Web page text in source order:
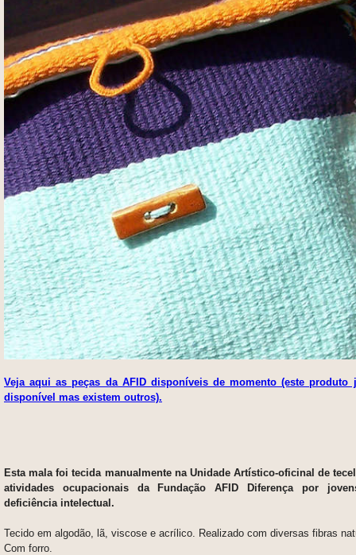
Veja aqui as peças da AFID disponíveis de momento (este produto
disponível mas existem outros).
Esta mala foi tecida manualmente na Unidade Artístico-oficinal de
atividades ocupacionais da Fundação AFID Diferença por
deficiência intelectual.
Tecido em algodão, lã, viscose e acrílico. Realizado com diversas fibras
Com forro.